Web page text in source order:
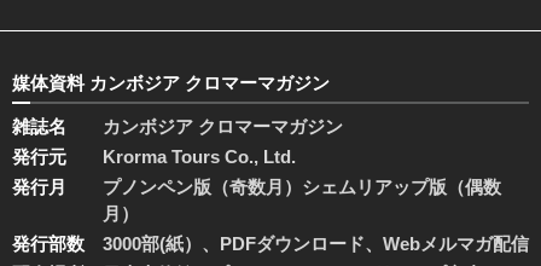
媒体資料 カンボジア クロマーマガジン
雑誌名
カンボジア クロマーマガジン
発行元
Krorma Tours Co., Ltd.
発行月
プノンペン版（奇数月）シェムリアップ版（偶数
月）
発行部数
3000部(紙）、PDFダウンロード、Webメルマガ配信